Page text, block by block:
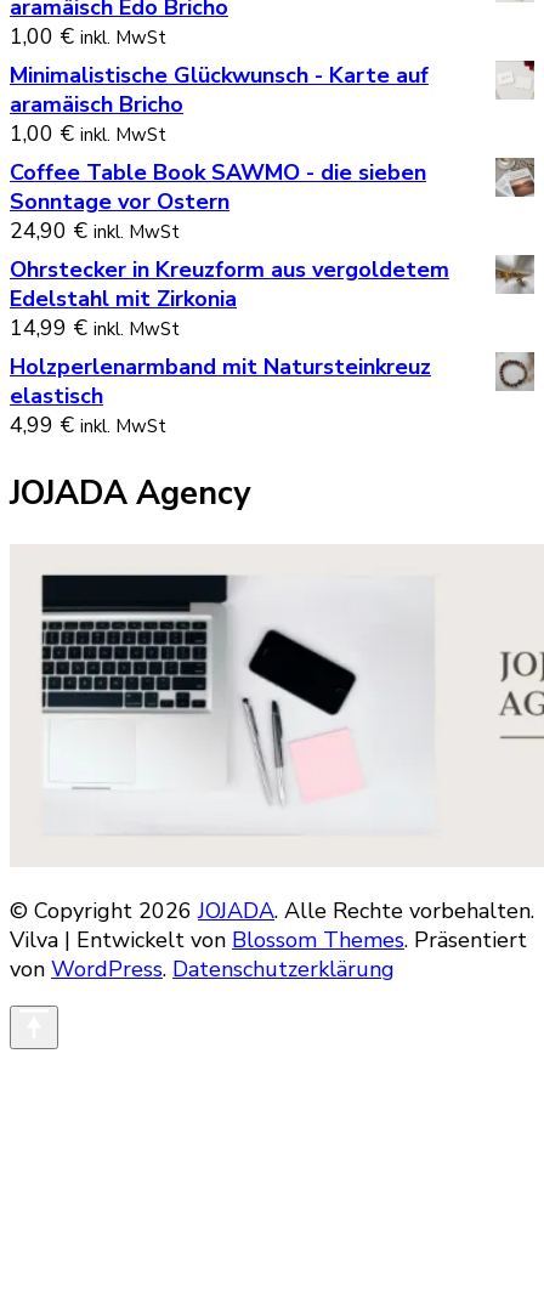
aramäisch Edo Bricho
1,00 € inkl. MwSt
Minimalistische Glückwunsch - Karte auf
aramäisch Bricho
1,00 € inkl. MwSt
Coffee Table Book SAWMO - die sieben
Sonntage vor Ostern
24,90 € inkl. MwSt
Ohrstecker in Kreuzform aus vergoldetem
Edelstahl mit Zirkonia
14,99 € inkl. MwSt
Holzperlenarmband mit Natursteinkreuz
elastisch
4,99 € inkl. MwSt
JOJADA Agency
© Copyright 2026JOJADA. Alle Rechte vorbehalten.
Vilva | Entwickelt von Blossom Themes. Präsentiert
von WordPress. Datenschutzerklärung